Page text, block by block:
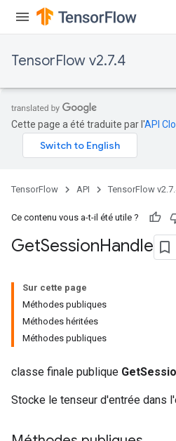
TensorFlow v2.7.4
Cette page a été traduite par l'API
TensorFlow API TensorFlow
Ce contenu vous a-t-il été utile ?
GetSessionHandle
Sur cette page
Méthodes publiques
Méthodes héritées
Méthodes publiques
classe finale publique
Stocke le tenseur d'entrée dans